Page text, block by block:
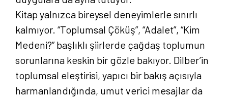
Kitap yalnızca bireysel deneyimlerle sınırlı
kalmıyor. “Toplumsal Çöküş”, “Adalet”, “Kim
Medeni?” başlıklı şiirlerde çağdaş toplumun
sorunlarına keskin bir gözle bakıyor. Dilber’in
toplumsal eleştirisi, yapıcı bir bakış açısıyla
harmanlandığında, umut verici mesajlar da